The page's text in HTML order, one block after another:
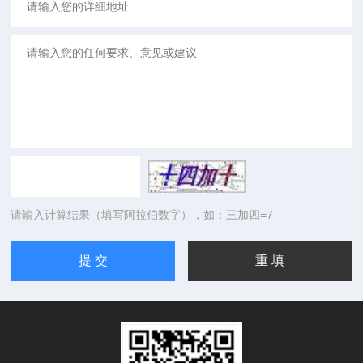
请输入计算结果（填写阿拉伯数字），如：三加四=7